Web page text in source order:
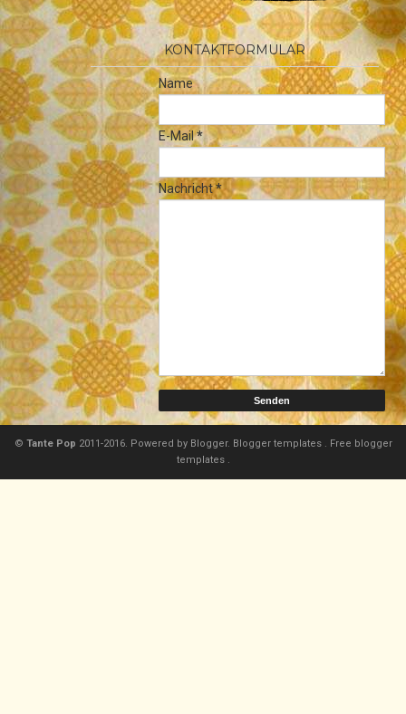
KONTAKTFORMULAR
Name
E-Mail*
Nachricht*
© Tante Pop 2011-2016. Powered by Blogger. Blogger templates . Free blogger
templates .